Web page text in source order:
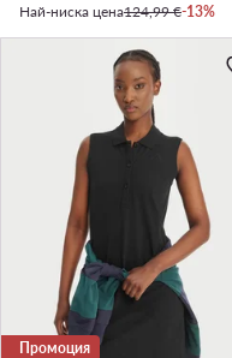
Най-ниска цена124,99 €-13%
Промоция